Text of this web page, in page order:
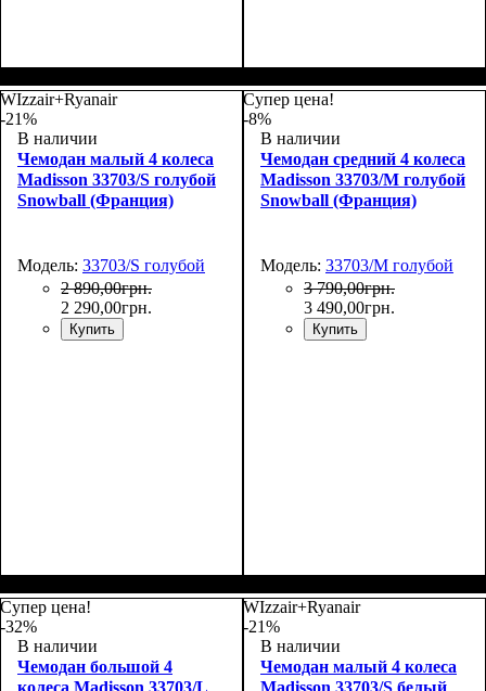
66х44х27
75х50х30
WIzzair+Ryanair
-21%
В наличии
Чемодан малый 4 колеса
Madisson 33703/S голубой
Snowball (Франция)
Модель: 33703/S голубой
2 890,00грн.
2 290,00грн.
Купить
55х36х20
Супер цена!
-8%
В наличии
Чемодан средний 4 колеса
Madisson 33703/M голубой
Snowball (Франция)
Модель: 33703/M голубой
3 790,00грн.
3 490,00грн.
Купить
66х44х27
Супер цена!
-32%
В наличии
Чемодан большой 4
колеса Madisson 33703/L
WIzzair+Ryanair
-21%
В наличии
Чемодан малый 4 колеса
Madisson 33703/S белый